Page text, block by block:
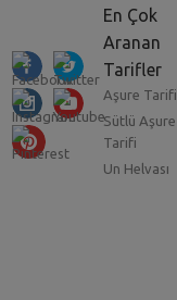
En Çok
Aranan
Tarifler
Aşure Tarifi
Sütlü Aşure
Tarifi
Un Helvası